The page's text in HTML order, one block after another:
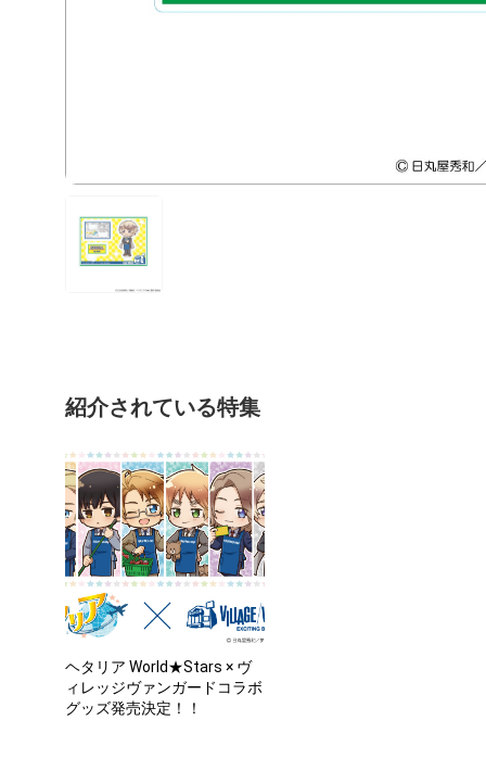
紹介されている特集
ヘタリア World★Stars × ヴ
ィレッジヴァンガードコラボ
グッズ発売決定！！